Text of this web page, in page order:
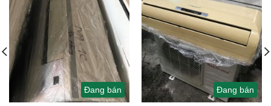
Đang bán Đang bán